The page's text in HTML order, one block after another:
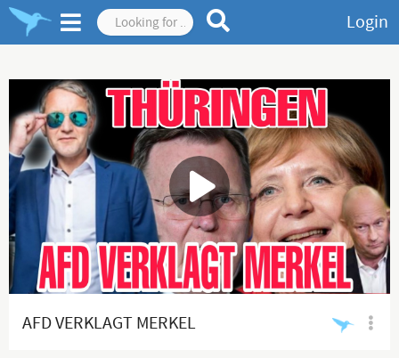
Login
AFD VERKLAGT MERKEL